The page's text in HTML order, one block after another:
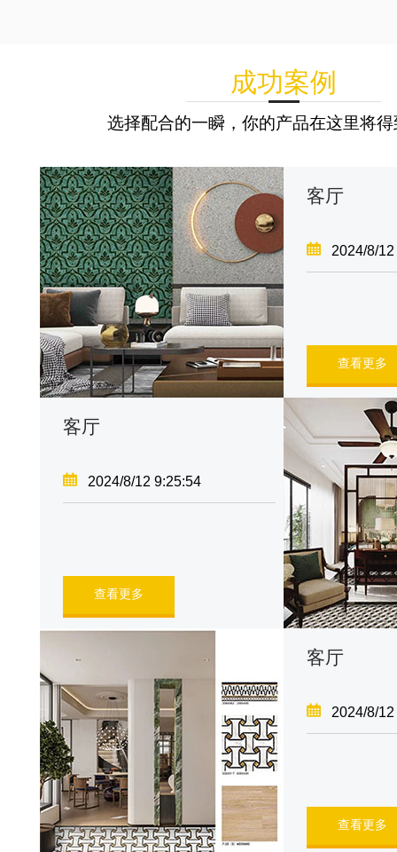
成功案例
选择配合的一瞬，你的产品在这里将
客厅
2024/8/
查看更多
客厅
2024/8/12 9:25:54
查看更多
客厅
2024/8/
查看更多